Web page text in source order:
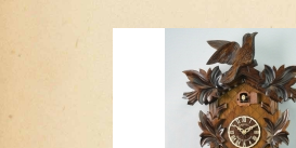
114,939 円